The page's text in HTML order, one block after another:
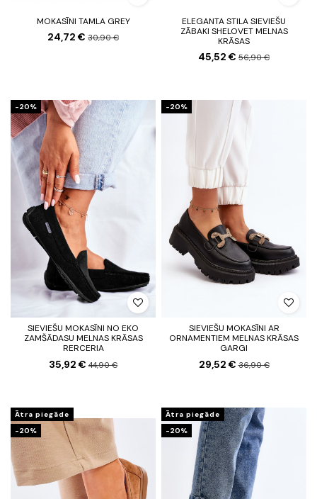
MOKASĪNI TAMLA GREY
24,72 € 30,90 €
ELEGANTA STILA SIEVIEŠU
ZĀBAKI SHELOVET MELNAS
KRĀSAS
45,52 € 56,90 €
-20%
SIEVIEŠU MOKASĪNI NO EKO
ZAMŠĀDASU MELNAS KRĀSAS
RERCERIA
35,92 € 44,90 €
-20%
SIEVIEŠU MOKASĪNI AR
ORNAMENTIEM MELNAS KRĀSAS
GARGI
29,52 €36,90 €
Ātra piegāde
-20%
Ātra piegāde
-20%